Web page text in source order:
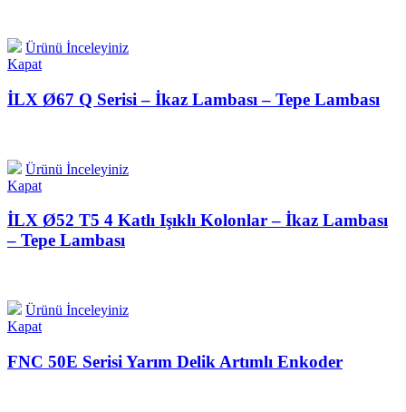
Ürünü İnceleyiniz
Kapat
İLX Ø67 Q Serisi – İkaz Lambası – Tepe Lambası
Ürünü İnceleyiniz
Kapat
İLX Ø52 T5 4 Katlı Işıklı Kolonlar – İkaz Lambası
– Tepe Lambası
Ürünü İnceleyiniz
Kapat
FNC 50E Serisi Yarım Delik Artımlı Enkoder